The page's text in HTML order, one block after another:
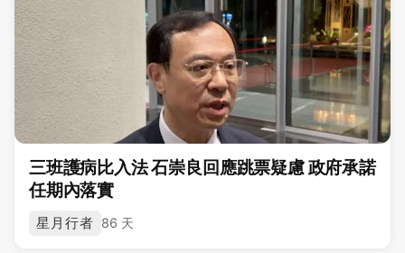
三班護病比入法 石崇良回應跳票疑慮 政府承諾
任期內落實
星月行者 86 天